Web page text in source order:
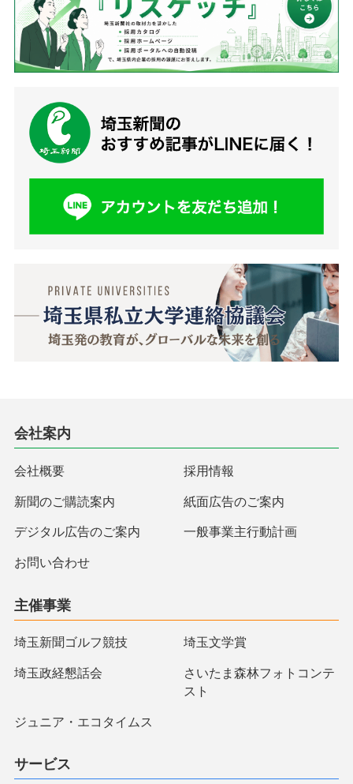
会社案内
会社概要 採用情報
新聞のご購読案内 紙面広告のご案内
デジタル広告のご案内 一般事業主行動計画
お問い合わせ
主催事業
埼玉新聞ゴルフ競技 埼玉文学賞
埼玉政経懇話会
さいたま森林フォトコンテ
スト
ジュニア・エコタイムス
サービス